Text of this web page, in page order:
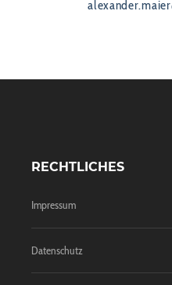
RECHTLICHES
Impressum
Datenschutz